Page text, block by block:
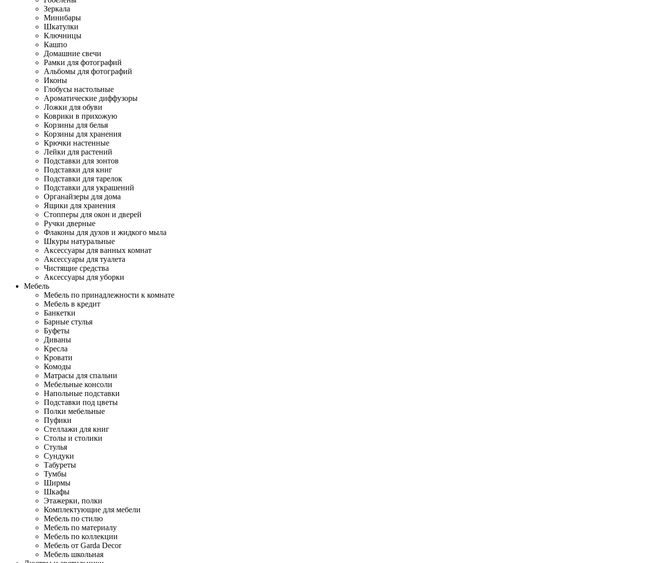
Зеркала
Минибары
Шкатулки
Ключницы
Кашпо
Домашние свечи
Рамки для фотографий
Альбомы для фотографий
Иконы
Глобусы настольные
Ароматические диффузоры
Ложки для обуви
Коврики в прихожую
Корзины для белья
Корзины для хранения
Крючки настенные
Лейки для растений
Подставки для зонтов
Подставки для книг
Подставки для тарелок
Подставки для украшений
Органайзеры для дома
Ящики для хранения
Стопперы для окон и дверей
Ручки дверные
Флаконы для духов и жидкого мыла
Шкуры натуральные
Аксессуары для ванных комнат
Аксессуары для туалета
Чистящие средства
Аксессуары для уборки
Мебель
Мебель по принадлежности к комнате
Мебель в кредит
Банкетки
Барные стулья
Буфеты
Диваны
Кресла
Кровати
Комоды
Матрасы для спальни
Мебельные консоли
Напольные подставки
Подставки под цветы
Полки мебельные
Пуфики
Стеллажи для книг
Столы и столики
Стулья
Сундуки
Табуреты
Тумбы
Ширмы
Шкафы
Этажерки, полки
Комплектующие для мебели
Мебель по стилю
Мебель по материалу
Мебель по коллекции
Мебель от Garda Decor
Мебель школьная